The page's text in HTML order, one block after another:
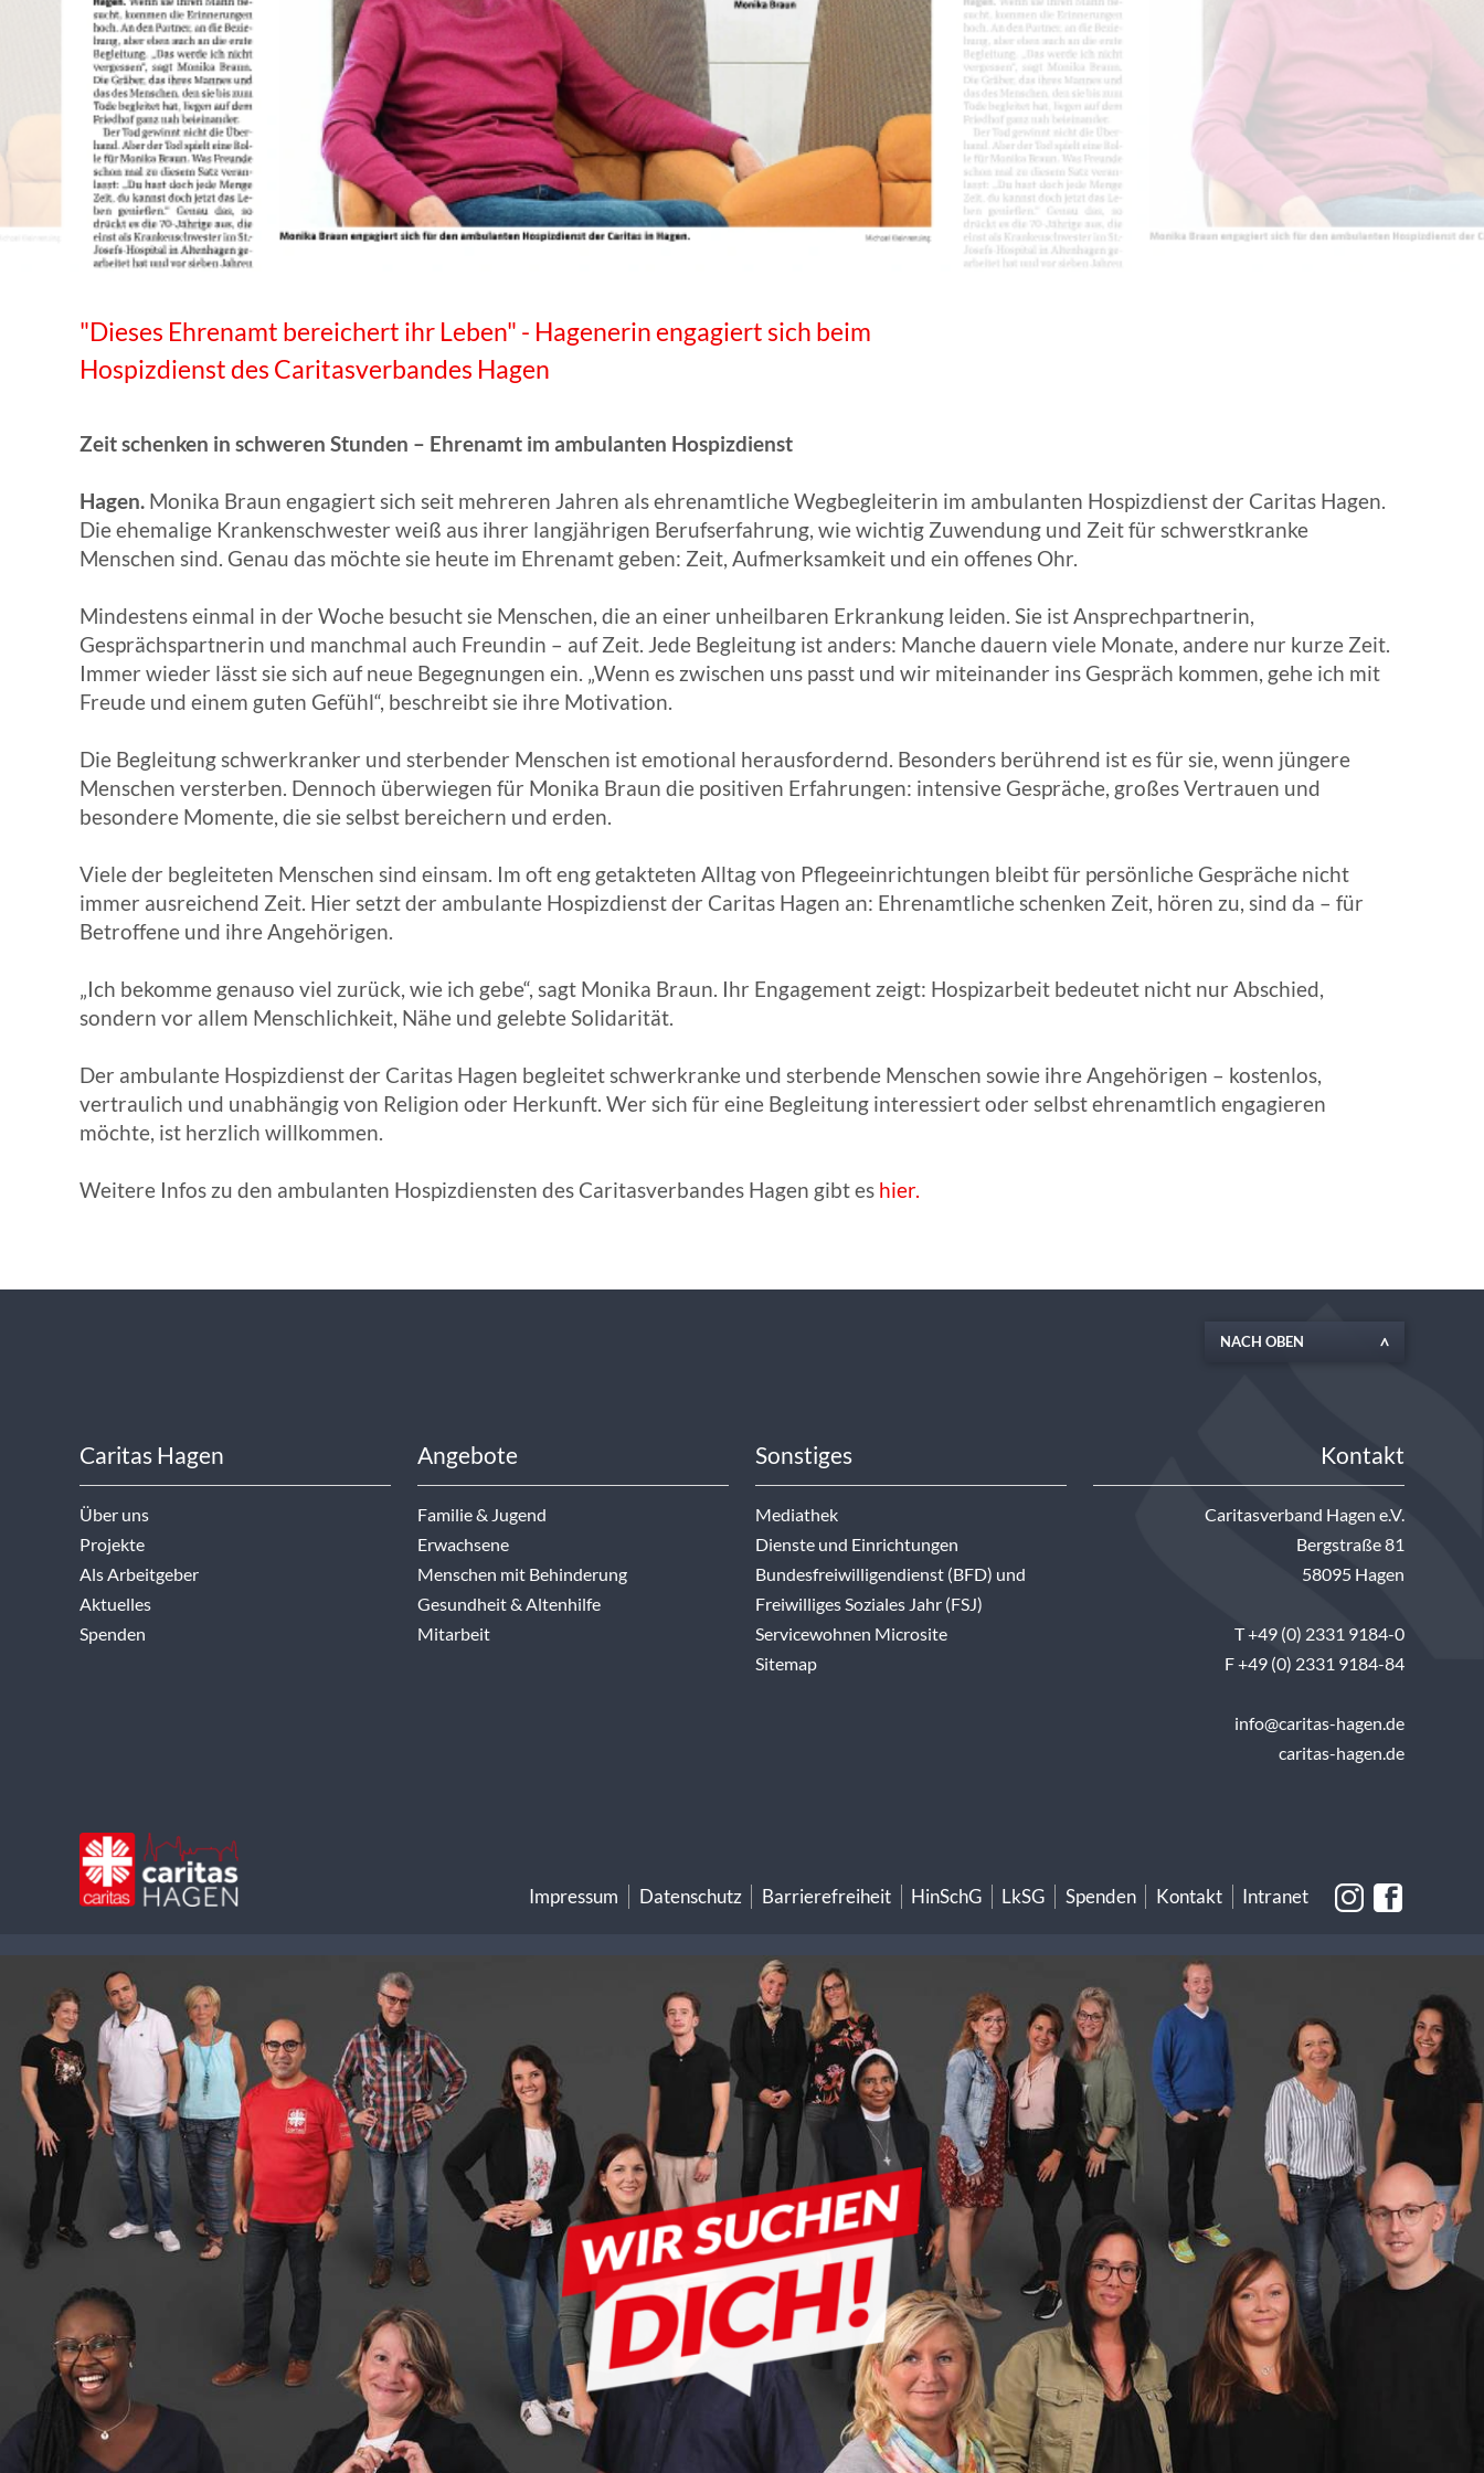
WISSENSWERTES IN ZAHLEN ANGESCHLOSSENE UNTERNEHMEN | FACHVERBÄNDE
"Dieses Ehrenamt bereichert ihr Leben" - Hagenerin engagiert sich beim
Hospizdienst des Caritasverbandes Hagen
Zeit schenken in schweren Stunden – Ehrenamt im ambulanten Hospizdienst
Hagen. Monika Braun engagiert sich seit mehreren Jahren als ehrenamtliche Wegbegleiterin im ambulanten Hospizdienst der Caritas Hagen.
Die ehemalige Krankenschwester weiß aus ihrer langjährigen Berufserfahrung, wie wichtig Zuwendung und Zeit für schwerstkranke
Menschen sind. Genau das möchte sie heute im Ehrenamt geben: Zeit, Aufmerksamkeit und ein offenes Ohr.
Mindestens einmal in der Woche besucht sie Menschen, die an einer unheilbaren Erkrankung leiden. Sie ist Ansprechpartnerin,
Gesprächspartnerin und manchmal auch Freundin – auf Zeit. Jede Begleitung ist anders: Manche dauern viele Monate, andere nur kurze Zeit.
Immer wieder lässt sie sich auf neue Begegnungen ein. „Wenn es zwischen uns passt und wir miteinander ins Gespräch kommen, gehe ich mit
Freude und einem guten Gefühl“, beschreibt sie ihre Motivation.
Die Begleitung schwerkranker und sterbender Menschen ist emotional herausfordernd. Besonders berührend ist es für sie, wenn jüngere
Menschen versterben. Dennoch überwiegen für Monika Braun die positiven Erfahrungen: intensive Gespräche, großes Vertrauen und
besondere Momente, die sie selbst bereichern und erden.
Viele der begleiteten Menschen sind einsam. Im oft eng getakteten Alltag von Pflegeeinrichtungen bleibt für persönliche Gespräche nicht
immer ausreichend Zeit. Hier setzt der ambulante Hospizdienst der Caritas Hagen an: Ehrenamtliche schenken Zeit, hören zu, sind da – für
Betroffene und ihre Angehörigen.
„Ich bekomme genauso viel zurück, wie ich gebe“, sagt Monika Braun. Ihr Engagement zeigt: Hospizarbeit bedeutet nicht nur Abschied,
sondern vor allem Menschlichkeit, Nähe und gelebte Solidarität.
Der ambulante Hospizdienst der Caritas Hagen begleitet schwerkranke und sterbende Menschen sowie ihre Angehörigen – kostenlos,
vertraulich und unabhängig von Religion oder Herkunft. Wer sich für eine Begleitung interessiert oder selbst ehrenamtlich engagieren
möchte, ist herzlich willkommen.
Weitere Infos zu den ambulanten Hospizdiensten des Caritasverbandes Hagen gibt es hier.
NACH OBEN
Caritas Hagen
Über uns
Projekte
Als Arbeitgeber
Aktuelles
Spenden
Angebote
Familie & Jugend
Erwachsene
Menschen mit Behinderung
Gesundheit & Altenhilfe
Mitarbeit
Sonstiges
Mediathek
Dienste und Einrichtungen
Bundesfreiwilligendienst (BFD) und
Freiwilliges Soziales Jahr (FSJ)
Servicewohnen Microsite
Sitemap
Kontakt
Caritasverband Hagen e.V.
Bergstraße 81
58095 Hagen
T +49 (0) 2331 9184-0
F +49 (0) 2331 9184-84
info@caritas-hagen.de
caritas-hagen.de
Impressum Datenschutz Barrierefreiheit HinSchG LkSG Spenden Kontakt Intranet